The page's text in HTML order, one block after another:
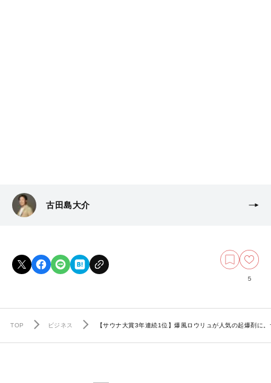
古田島大介
5
TOP ビジネス 【サウナ大賞3年連続1位】爆風ロウリュが人気の起爆剤に